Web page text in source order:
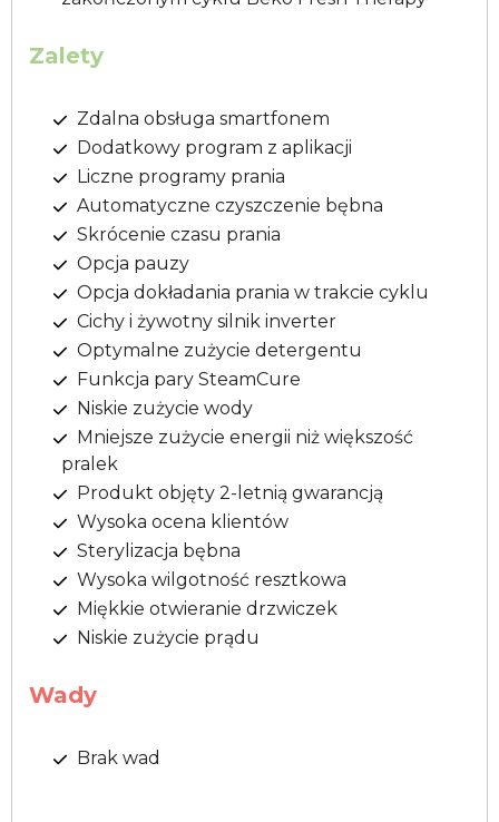
Zalety
Zdalna obsługa smartfonem
Dodatkowy program z aplikacji
Liczne programy prania
Automatyczne czyszczenie bębna
Skrócenie czasu prania
Opcja pauzy
Opcja dokładania prania w trakcie cyklu
Cichy i żywotny silnik inverter
Optymalne zużycie detergentu
Funkcja pary SteamCure
Niskie zużycie wody
Mniejsze zużycie energii niż większość
pralek
Produkt objęty 2-letnią gwarancją
Wysoka ocena klientów
Sterylizacja bębna
Wysoka wilgotność resztkowa
Miękkie otwieranie drzwiczek
Niskie zużycie prądu
Wady
Brak wad